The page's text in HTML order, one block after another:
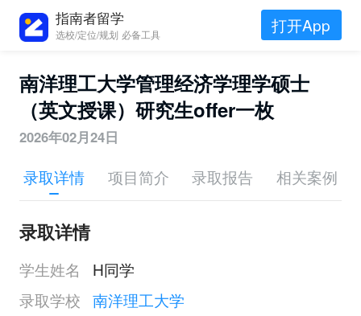
指南者留学
选校/定位/规划 必备工具 打开App
南洋理工大学管理经济学理学硕士
（英文授课）研究生offer一枚
2026年02月24日
录取详情 项目简介 录取报告 相关案例
录取详情
学生姓名
H同学
录取学校 南洋理工大学